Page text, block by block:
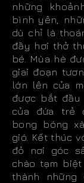
những
bình yên,
dù chỉ là
đầy hơi thở
bé. Mùa hè
giai đoạn
lớn lên của
được bắt
của đứa trẻ
bong bóng
gió. Kết thúc
đỏ nơi góc
chào tạm
thành